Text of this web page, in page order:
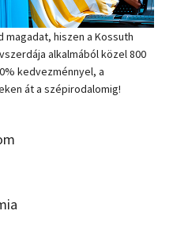
hiszen a Kossuth
alkalmából közel 800
kedvezménnyel, a
át a szépirodalomig!